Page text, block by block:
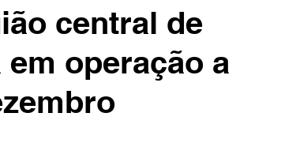
central de
operação a